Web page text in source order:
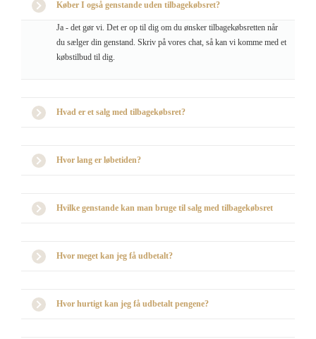
Køber I også genstande uden tilbagekøbsret?
Ja - det gør vi. Det er op til dig om du ønsker tilbagekøbsretten når
du sælger din genstand. Skriv på vores chat, så kan vi komme med et
købstilbud til dig.
Hvad er et salg med tilbagekøbsret?
Hvor lang er løbetiden?
Hvilke genstande kan man bruge til salg med tilbagekøbsret
Hvor meget kan jeg få udbetalt?
Hvor hurtigt kan jeg få udbetalt pengene?